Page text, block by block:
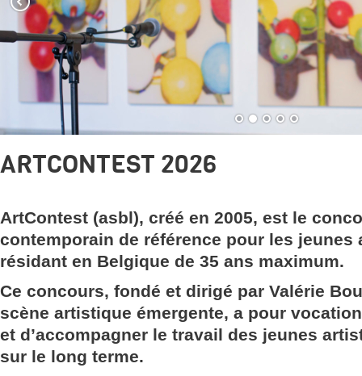
ARTCONTEST 2026
ArtContest (asbl), créé en 2005, est le
contemporain de référence pour les jeunes
résidant en Belgique de 35 ans maximum.
Ce concours, fondé et dirigé par Valérie
scène artistique émergente, a pour
et d’accompagner le travail des jeunes
sur le long terme.